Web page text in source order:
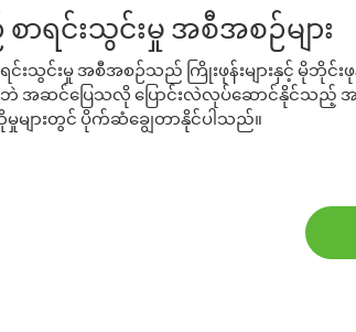
ာရင်းသွင်းမှု အစီအစဉ်များ
င်းသွင်းမှု အစီအစဉ်သည် ကြိုးဖုန်းများနှင့် မိုဘိုင်
အဆင်ပြေသလို ပြောင်းလဲလုပ်ဆောင်နိုင်သည့် အ
မှုများတွင် ပိုက်ဆံချွေတာနိုင်ပါသည်။